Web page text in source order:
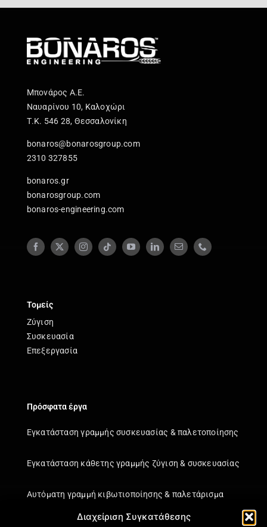
Διαχείριση Συγκατάθεσης
Μπονάρος Α.Ε.
Ναυαρίνου 10, Καλοχώρι
Τ.Κ. 546 28, Θεσσαλονίκη
bonaros@bonarosgroup.com
2310 327855
bonaros.gr
bonarosgroup.com
bonaros-engineering.com
Τομείς
Ζύγιση
Συσκευασία
Επεξεργασία
Πρόσφατα έργα
Εγκατάσταση γραμμής συσκευασίας & παλετοποίησης
Εγκατάσταση κάθετης γραμμής ζύγιση & συσκευασίας
Αυτόματη γραμμή κιβωτιοποίησης & παλετάρισμα